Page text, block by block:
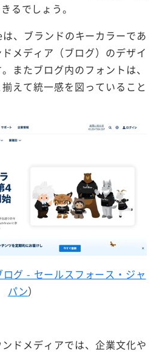
るでしょう。
、ブランドのキーカラーであ
メディア（ブログ）のデザイ
またブログ内のフォントは、
えて統一感を図っていること
グ - セールスフォース・ジャ
パン）
ドメディアでは、企業文化や